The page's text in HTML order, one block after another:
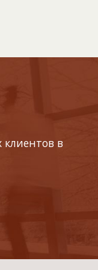
клиентов в